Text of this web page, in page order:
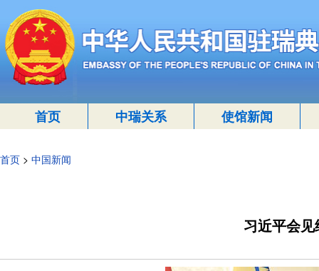
首页 中瑞关系 使馆新闻
首页 > 中国新闻
习近平会